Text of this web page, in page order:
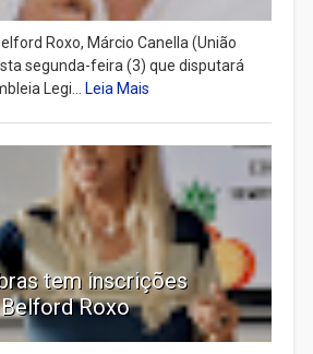
Roxo, Márcio Canella (União
segunda-feira (3) que disputará
Legi...
Leia Mais
tem inscrições
Roxo